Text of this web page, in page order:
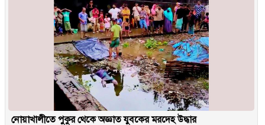
নোয়াখালীতে পুকুর থেকে অজ্ঞাত যুবকের মরদেহ উদ্ধার